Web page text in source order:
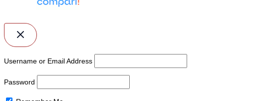
Username or Email Address
Password